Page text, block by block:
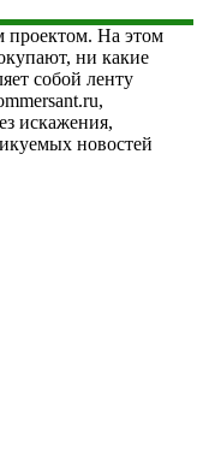
проектом. На этом
ни какие
собой ленту
искажения,
новостей